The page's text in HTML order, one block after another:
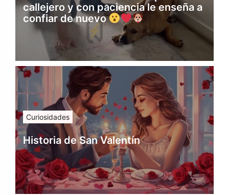
callejero y con paciencia le enseña a
confiar de nuevo
Curiosidades
Historia de San Valentín